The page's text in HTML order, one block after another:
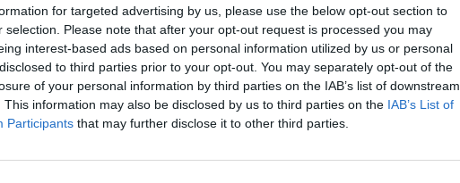
for targeted advertising by us, please use the below opt-out section to
selection. Please note that after your opt-out request is processed you may
interest-based ads based on personal information utilized by us or personal
to third parties prior to your opt-out. You may separately opt-out of the
of your personal information by third parties on the IAB’s list of downstream
This information may also be disclosed by us to third parties on the IAB’s List of
Participants that may further disclose it to other third parties.